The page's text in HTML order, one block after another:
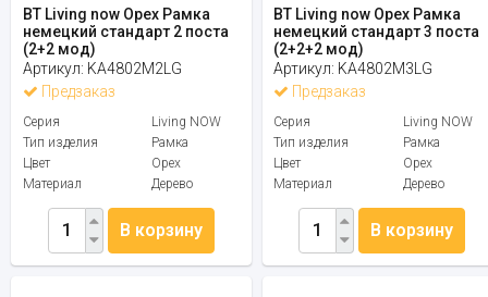
BT Living now Орех Рамка
немецкий стандарт 2 поста
(2+2 мод)
Артикул: KA4802M2LG
Предзаказ
Серия
Living NOW
Тип изделия
Рамка
Цвет
Орех
Материал
Дерево
В корзину
BT Living now Орех Рамка
немецкий стандарт 3 поста
(2+2+2 мод)
Артикул: KA4802M3LG
Предзаказ
Серия
Living NOW
Тип изделия
Рамка
Цвет
Орех
Материал
Дерево
В корзину